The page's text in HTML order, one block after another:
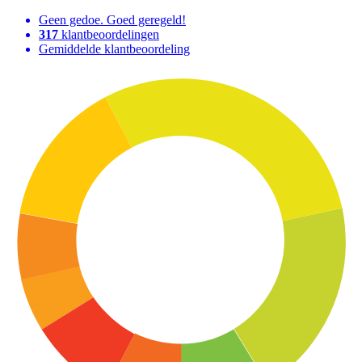
Geen gedoe. Goed geregeld!
317 klantbeoordelingen
Gemiddelde klantbeoordeling